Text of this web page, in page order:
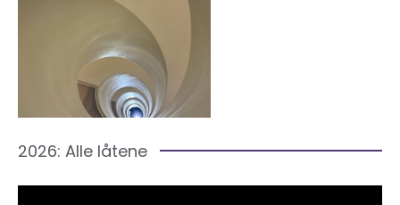
2026: Alle låtene